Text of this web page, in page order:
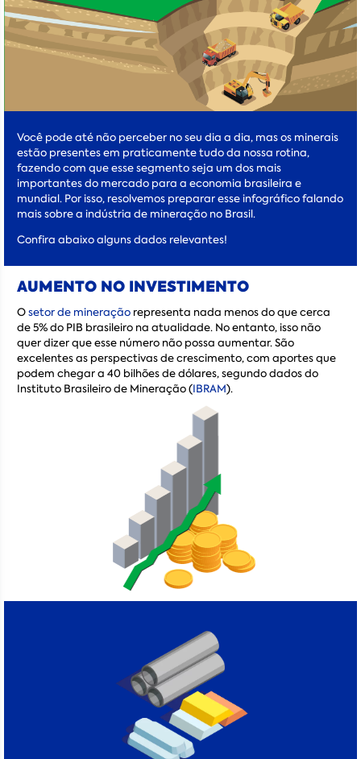
Você pode até não perceber no seu dia a dia, mas os minerais
estão presentes em praticamente tudo da nossa rotina,
fazendo com que esse segmento seja um dos mais
importantes do mercado para a economia brasileira e
mundial. Por isso, resolvemos preparar esse infográfico falando
mais sobre a indústria de mineração no Brasil.
Confira abaixo alguns dados relevantes!
AUMENTO NO INVESTIMENTO
Osetor de mineração representa nada menos do que cerca
de 5% do PIB brasileiro na atualidade. No entanto, isso não
quer dizer que esse número não possa aumentar. São
excelentes as perspectivas de crescimento, com aportes que
podem chegar a 40 bilhões de dólares, segundo dados do
Instituto Brasileiro de Mineração (IBRAM).